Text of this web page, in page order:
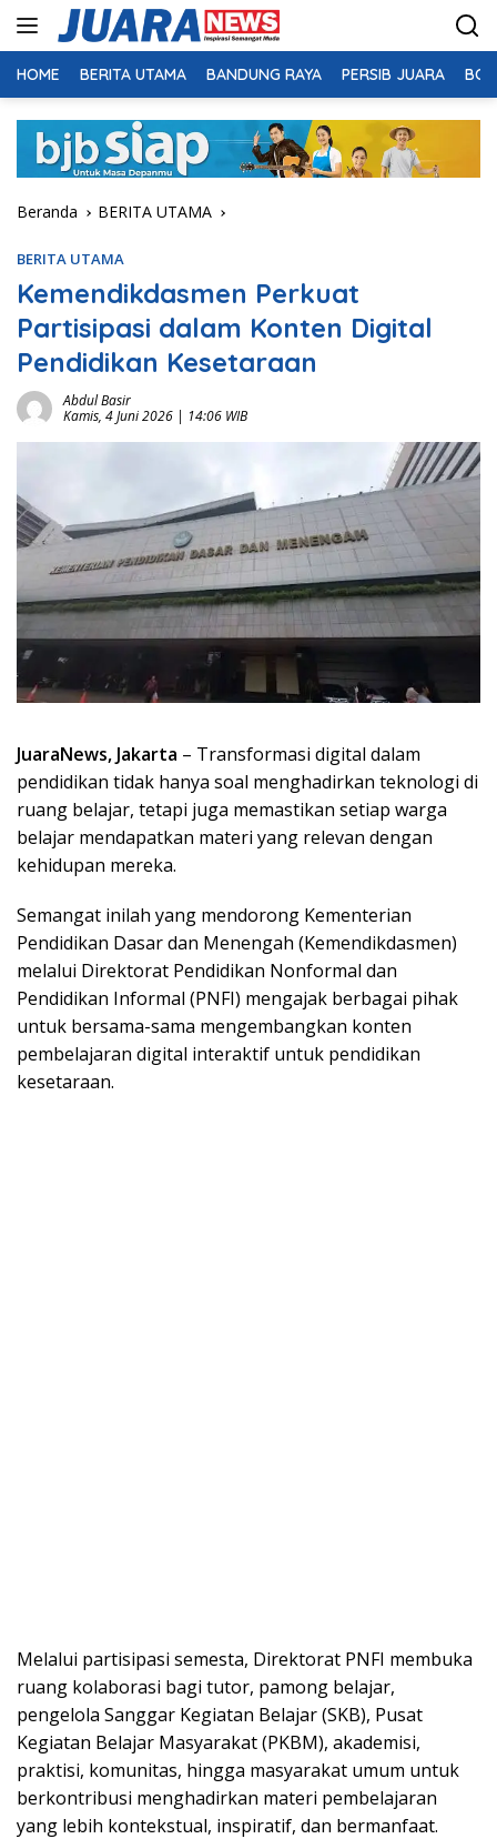
HOME BERITA UTAMA BANDUNG RAYA PERSIB JUARA
Beranda BERITA UTAMA
BERITA UTAMA
Kemendikdasmen Perkuat
Partisipasi dalam Konten Digital
Pendidikan Kesetaraan
Abdul Basir
Kamis, 4 Juni 2026 | 14:06 WIB
JuaraNews, Jakarta – Transformasi digital dalam
pendidikan tidak hanya soal menghadirkan teknologi di
ruang belajar, tetapi juga memastikan setiap warga
belajar mendapatkan materi yang relevan dengan
kehidupan mereka.
Semangat inilah yang mendorong Kementerian
Pendidikan Dasar dan Menengah (Kemendikdasmen)
melalui Direktorat Pendidikan Nonformal dan
Pendidikan Informal (PNFI) mengajak berbagai pihak
untuk bersama-sama mengembangkan konten
pembelajaran digital interaktif untuk pendidikan
kesetaraan.
Melalui partisipasi semesta, Direktorat PNFI membuka
ruang kolaborasi bagi tutor, pamong belajar,
pengelola Sanggar Kegiatan Belajar (SKB), Pusat
Kegiatan Belajar Masyarakat (PKBM), akademisi,
praktisi, komunitas, hingga masyarakat umum untuk
berkontribusi menghadirkan materi pembelajaran
yang lebih kontekstual, inspiratif, dan bermanfaat.